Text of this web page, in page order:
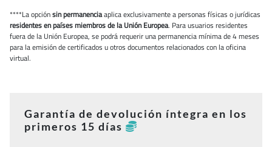
****La opciónsin permanenciaaplica exclusivamente a personas físicas o jurídicas
residentes en países miembros de la Unión Europea. Para usuarios residentes
fuera de la Unión Europea, se podrá requerir una permanencia mínima de 4 meses
para la emisión de certificados u otros documentos relacionados con la oficina
virtual.
Garantía de devolución íntegra en los
primeros 15 días